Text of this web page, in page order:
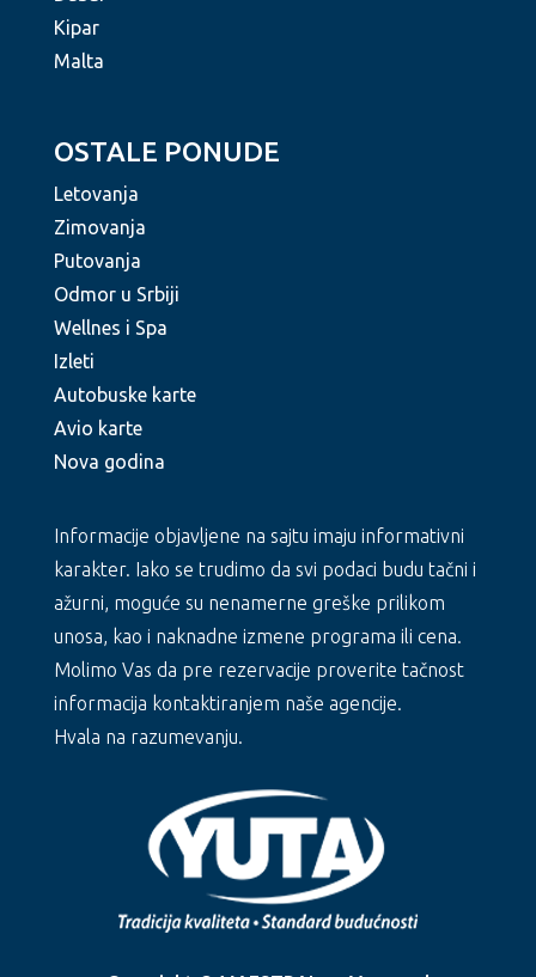
Kipar
Malta
OSTALE PONUDE
Letovanja
Zimovanja
Putovanja
Odmor u Srbiji
Wellnes i Spa
Izleti
Autobuske karte
Avio karte
Nova godina
Informacije objavljene na sajtu imaju informativni
karakter. Iako se trudimo da svi podaci budu tačni i
ažurni, moguće su nenamerne greške prilikom
unosa, kao i naknadne izmene programa ili cena.
Molimo Vas da pre rezervacije proverite tačnost
informacija kontaktiranjem naše agencije.
Hvala na razumevanju.